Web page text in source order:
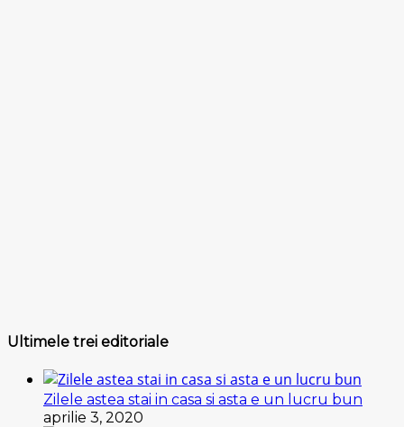
Ultimele trei editoriale
Zilele astea stai in casa si asta e un lucru bun
aprilie 3, 2020